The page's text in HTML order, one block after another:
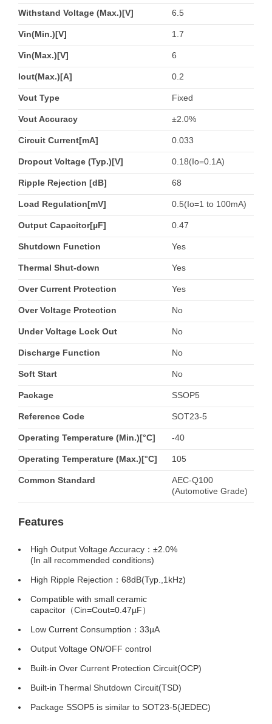
Withstand Voltage (Max.)[V] 6.5
Vin(Min.)[V] 1.7
Vin(Max.)[V] 6
Iout(Max.)[A] 0.2
Vout Type Fixed
Vout Accuracy ±2.0%
Circuit Current[mA] 0.033
Dropout Voltage (Typ.)[V] 0.18(Io=0.1A)
Ripple Rejection [dB] 68
Load Regulation[mV] 0.5(Io=1 to 100mA)
Output Capacitor[µF] 0.47
Shutdown Function Yes
Thermal Shut-down Yes
Over Current Protection Yes
Over Voltage Protection No
Under Voltage Lock Out No
Discharge Function No
Soft Start No
Package SSOP5
Reference Code SOT23-5
Operating Temperature (Min.)[°C] -40
Operating Temperature (Max.)[°C] 105
Common Standard
AEC-Q100
(Automotive Grade)
Features
High Output Voltage Accuracy：±2.0%
(In all recommended conditions)
High Ripple Rejection：68dB(Typ.,1kHz)
Compatible with small ceramic
capacitor（Cin=Cout=0.47µF）
Low Current Consumption：33µA
Output Voltage ON/OFF control
Built-in Over Current Protection Circuit(OCP)
Built-in Thermal Shutdown Circuit(TSD)
Package SSOP5 is similar to SOT23-5(JEDEC)